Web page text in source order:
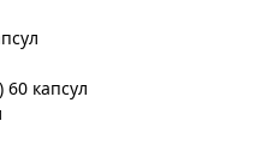
капсул